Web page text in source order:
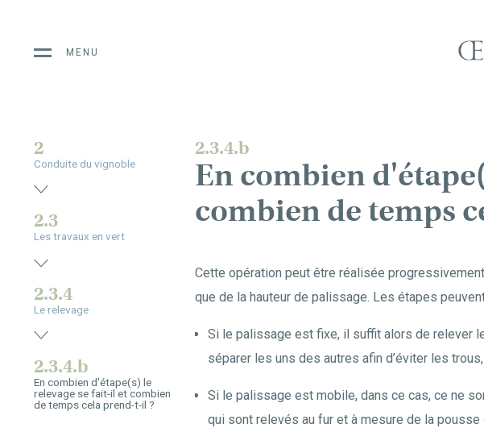
MENU
2.3.4.b
En combien
combien de temps
Cette opération peut être réalisée
que de la hauteur de palissage. Les étapes
Si le palissage est fixe, il suffit alors de relever
séparer les uns des autres afin d’éviter les
Si le palissage est mobile, dans ce cas, ce ne
qui sont relevés au fur et à mesure de la
2
Conduite du vignoble
2.3
Les travaux en vert
2.3.4
Le relevage
2.3.4.b
En combien d'étape(s) le
relevage se fait-il et combien
de temps cela prend-t-il ?